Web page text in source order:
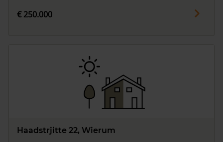
€ 250.000
Haadstrjitte 22, Wierum